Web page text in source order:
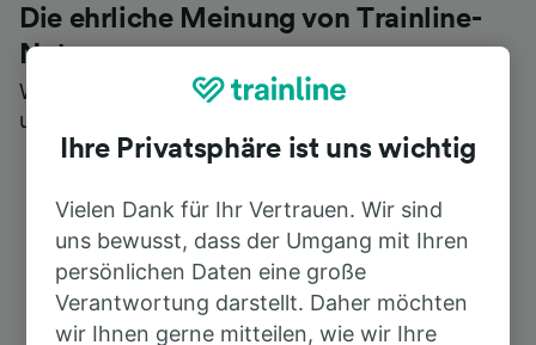
Die ehrliche Meinung von Trainline-
Nutzern
Wer könnte Ihnen besseres Feedback geben als
unsere Kunden selbst?
Ihre Privatsphäre ist uns wichtig
Vielen Dank für Ihr Vertrauen. Wir sind
uns bewusst, dass der Umgang mit Ihren
persönlichen Daten eine große
Verantwortung darstellt. Daher möchten
wir Ihnen gerne mitteilen, wie wir Ihre